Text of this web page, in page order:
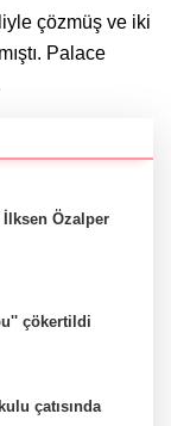
çözmüş ve iki
Palace
İlksen Özalper
çökertildi
çatısında